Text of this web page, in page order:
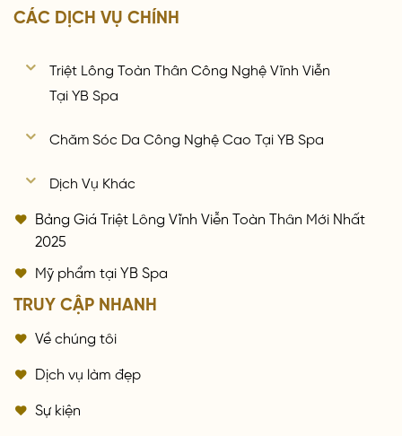
CÁC DỊCH VỤ CHÍNH
Triệt Lông Toàn Thân Công Nghệ Vĩnh Viễn
Tại YB Spa
Chăm Sóc Da Công Nghệ Cao Tại YB Spa
Dịch Vụ Khác
Bảng Giá Triệt Lông Vĩnh Viễn Toàn Thân Mới Nhất
2025
Mỹ phẩm tại YB Spa
TRUY CẬP NHANH
Về chúng tôi
Dịch vụ làm đẹp
Sự kiện